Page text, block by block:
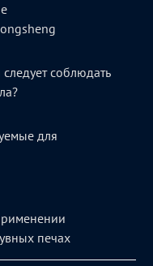
соблюдать
для
печах